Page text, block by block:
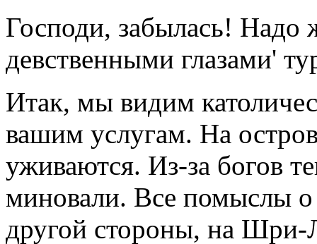
Господи, забылась! Надо
девственными глазами'
Итак, мы видим
вашим услугам. На
уживаются. Из-за богов
миновали. Все помыслы
другой стороны, на Шри-